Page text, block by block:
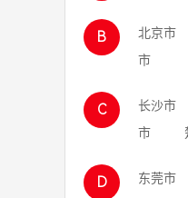
B 北京市
市
C 长沙市
市
D 东莞市